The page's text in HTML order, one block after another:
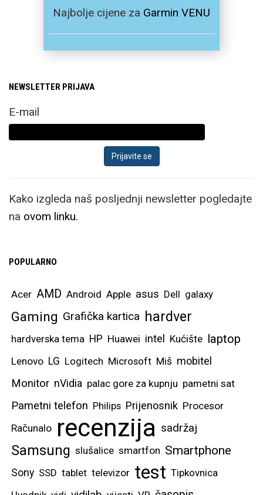
Najbolje cijene za Garmin VENU
NEWSLETTER PRIJAVA
E-mail
Kako izgleda naš posljednji newsletter pogledajte
na ovom linku.
POPULARNO
Acer AMD Android Apple asus Dell galaxy
Gaming Grafička kartica hardver
hardverska tema HP Huawei intel Kućište laptop
Lenovo LG Logitech Microsoft Miš mobitel
Monitor nVidia palac gore za kupnju pametni sat
Pametni telefon Philips Prijenosnik Procesor
Računalo recenzija sadržaj
Samsung slušalice smartfon Smartphone
Sony SSD tablet televizor test Tipkovnica